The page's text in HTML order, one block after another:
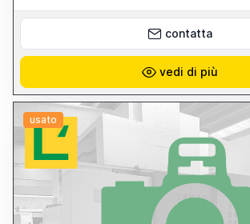
per la tranciatura di lamierini magnetici,
cura nel ciclo di lavoro. Attualmente è
e visionabile. Disponibile per il ritiro. Prezzo e
richiesta
contatta
vedi di più
usato